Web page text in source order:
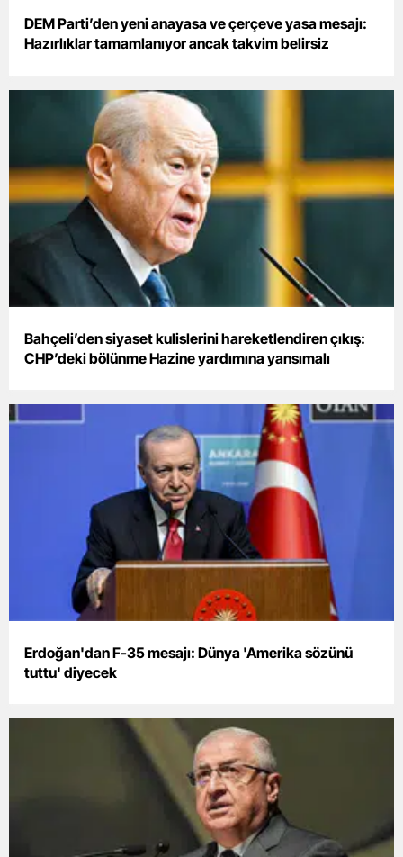
DEM Parti’den yeni anayasa ve çerçeve yasa mesajı:
Hazırlıklar tamamlanıyor ancak takvim belirsiz
Bahçeli’den siyaset kulislerini hareketlendiren çıkış:
CHP’deki bölünme Hazine yardımına yansımalı
Erdoğan'dan F-35 mesajı: Dünya 'Amerika sözünü
tuttu' diyecek